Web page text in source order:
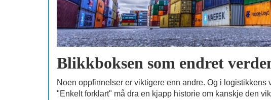
Blikkboksen som endret
Noen oppfinnelser er viktigere enn andre. Og i logistikkens
"Enkelt forklart" må dra en kjapp historie om kanskje den